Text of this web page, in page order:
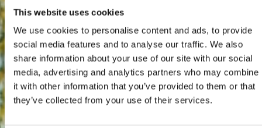
This website uses cookies
We use cookies to personalise content and ads, to provide
social media features and to analyse our traffic. We also
share information about your use of our site with our social
media, advertising and analytics partners who may combine
it with other information that you’ve provided to them or that
they’ve collected from your use of their services.